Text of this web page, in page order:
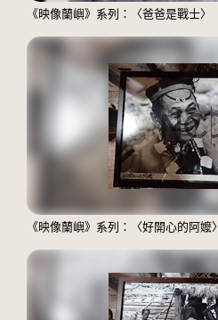
《映像蘭嶼》系列：〈爸爸是戰士〉
《映像蘭嶼》系列：〈好開心的阿嬤〉